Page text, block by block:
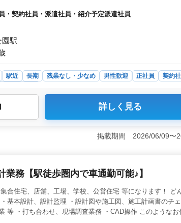
応募、お待ちしております！
・契約社員・派遣社員・紹介予定派遣社員
園駅
駅近 長期 残業なし・少なめ 男性歓迎 正社員
契約
計事務所で建築設計業務を担当します。駅チカの好立
業務を中心に、戸建住宅などの設計に携わります。
康、厚生などの面で安心して働けます。
詳しく見る
掲載期間 2026/06/09〜
務【駅徒歩圏内で車通勤可能♪】
住宅、店舗、工場、学校、公営住宅 等になります！ ど
基本設計、設計監理 ・設計図や施工図、施工計画書のチ
等 ・打ち合わせ、現場調査業務 ・CAD操作 このようなお